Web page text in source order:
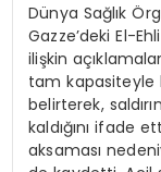
Dünya Sağlık
Gazze’deki El-
ilişkin
tam kapasiteyle
belirterek,
kaldığını ifade
aksaması